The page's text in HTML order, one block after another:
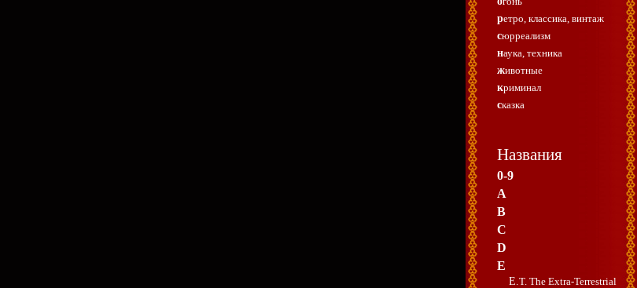
ретро, классика, винтаж
сюрреализм
наука, техника
животные
криминал
сказка
Названия
0-9
A
B
C
D
E
E.T. The Extra-Terrestrial